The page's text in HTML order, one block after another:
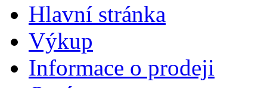
Hlavní stránka
Výkup
Informace o prodeji